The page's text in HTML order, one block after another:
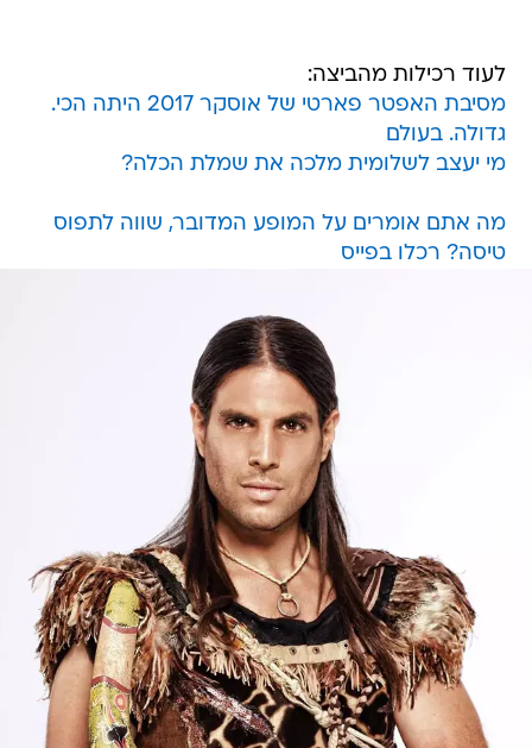
לעוד רכילות מהביצה:
מסיבת האפטר פארטי של אוסקר 2017 היתה הכי.
גדולה. בעולם
מי יעצב לשלומית מלכה את שמלת הכלה?
מה אתם אומרים על המופע המדובר, שווה לתפוס
טיסה? רכלו בפייס